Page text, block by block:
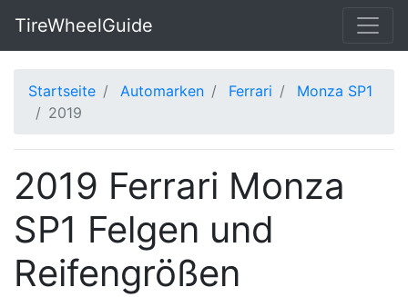
TireWheelGuide
Startseite Automarken Ferrari
Monza SP1
2019
2019 Ferrari Monza
SP1 Felgen und
Reifengrößen